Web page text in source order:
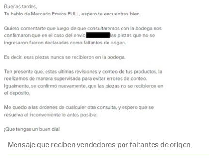
Mensaje que reciben vendedores por faltantes de origen.